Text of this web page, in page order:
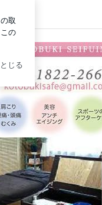
」の心地よい刺激で